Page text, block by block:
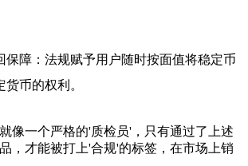
保障 ：法规赋予用户随时按面值将稳定币
货币的权利。
像一个严格的'质检员'，只有通过了上述
，才能被打上'合规'的标签，在市场上销